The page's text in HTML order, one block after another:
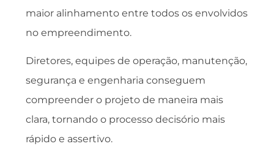
maior alinhamento entre todos os envolvidos
no empreendimento.
Diretores, equipes de operação, manutenção,
segurança e engenharia conseguem
compreender o projeto de maneira mais
clara, tornando o processo decisório mais
rápido e assertivo.